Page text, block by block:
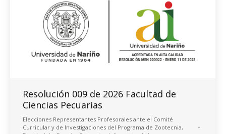
Resolución 009 de 2026 Facultad de
Ciencias Pecuarias
Elecciones Representantes Profesorales ante el Comité
Curricular y de Investigaciones del Programa de Zootecnia,